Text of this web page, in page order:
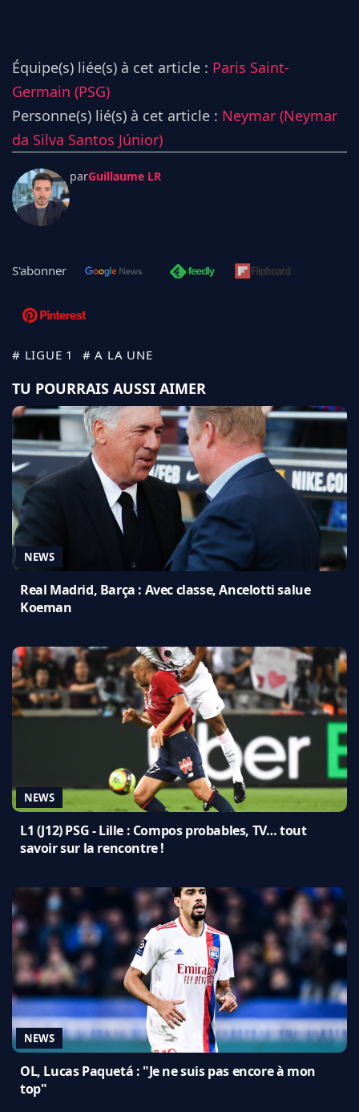
Équipe(s) liée(s) à cet article : Paris Saint-
Germain (PSG)
Personne(s) lié(s) à cet article : Neymar (Neymar
da Silva Santos Júnior)
parGuillaume LR
S'abonner
# LIGUE 1 # A LA UNE
TU POURRAIS AUSSI AIMER
NEWS
Real Madrid, Barça : Avec classe, Ancelotti salue
Koeman
NEWS
L1 (J12) PSG - Lille : Compos probables, TV… tout
savoir sur la rencontre !
NEWS
OL, Lucas Paquetá : "Je ne suis pas encore à mon
top"